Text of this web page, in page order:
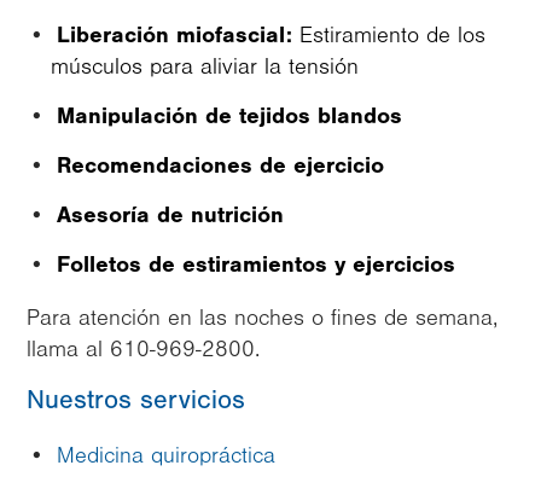
Liberación miofascial: Estiramiento de los
músculos para aliviar la tensión
Manipulación de tejidos blandos
Recomendaciones de ejercicio
Asesoría de nutrición
Folletos de estiramientos y ejercicios
Para atención en las noches o fines de semana,
llama al 610-969-2800.
Nuestros servicios
Medicina quiropráctica